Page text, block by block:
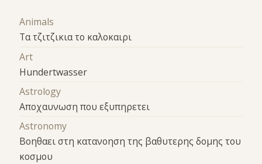
Animals
Tα τζιτζικια το καλοκαιρι
Art
Hundertwasser
Astrology
Αποχαυνωση που εξυπηρετει
Astronomy
Βοηθαει στη κατανοηση της βαθυτερης δομης του
κοσμου